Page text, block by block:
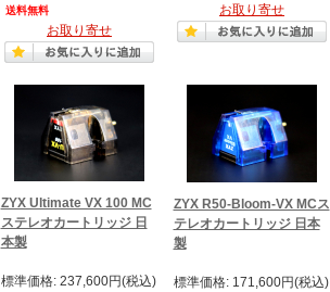
送料無料
お取り寄せ
お取り寄せ
ZYX Ultimate VX 100 MC
ステレオカートリッジ 日
本製
標準価格: 237,600円(税込)
ZYX R50-Bloom-VX MCス
テレオカートリッジ 日本
製
標準価格: 171,600円(税込)